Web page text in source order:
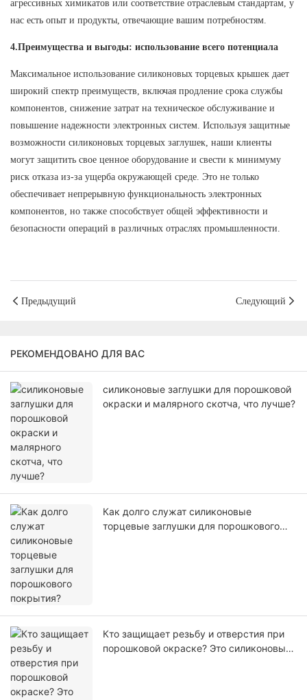
агрессивных химикатов или соответствие отраслевым стандартам, у
нас есть опыт и продукты, отвечающие вашим потребностям.
4.Преимущества и выгоды: использование всего потенциала
Максимальное использование силиконовых торцевых крышек дает
широкий спектр преимуществ, включая продление срока службы
компонентов, снижение затрат на техническое обслуживание и
повышение надежности электронных систем. Используя защитные
возможности силиконовых торцевых заглушек, наши клиенты
могут защитить свое ценное оборудование и свести к минимуму
риск отказа из-за ущерба окружающей среде. Это не только
обеспечивает непрерывную функциональность электронных
компонентов, но также способствует общей эффективности и
безопасности операций в различных отраслях промышленности.
Предыдущий Следующий
РЕКОМЕНДОВАНО ДЛЯ ВАС
силиконовые заглушки для порошковой
окраски и малярного скотча, что лучше?
Как долго служат силиконовые
торцевые заглушки для порошкового
Кто защищает резьбу и отверстия при
порошковой окраске? Это силиконовые